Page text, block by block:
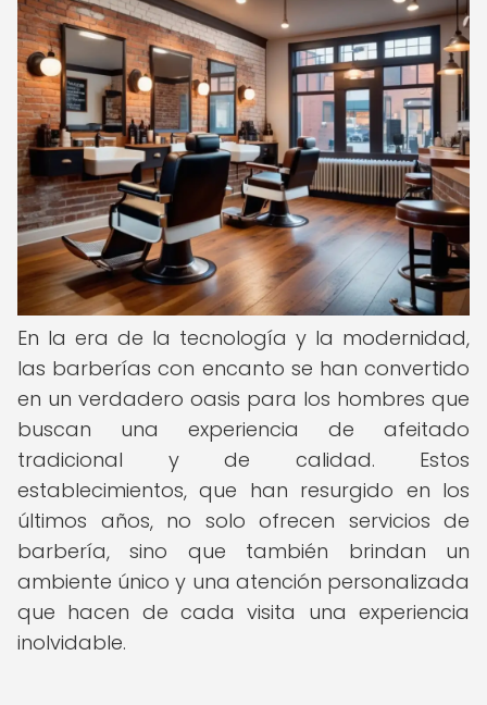
En la era de la tecnología y la modernidad,
las barberías con encanto se han convertido
en un verdadero oasis para los hombres que
buscan una experiencia de afeitado
tradicional y de calidad. Estos
establecimientos, que han resurgido en los
últimos años, no solo ofrecen servicios de
barbería, sino que también brindan un
ambiente único y una atención personalizada
que hacen de cada visita una experiencia
inolvidable.